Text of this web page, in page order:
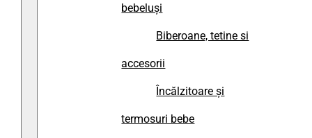
bebeluși
Biberoane, tetine si
accesorii
Încălzitoare și
termosuri bebe